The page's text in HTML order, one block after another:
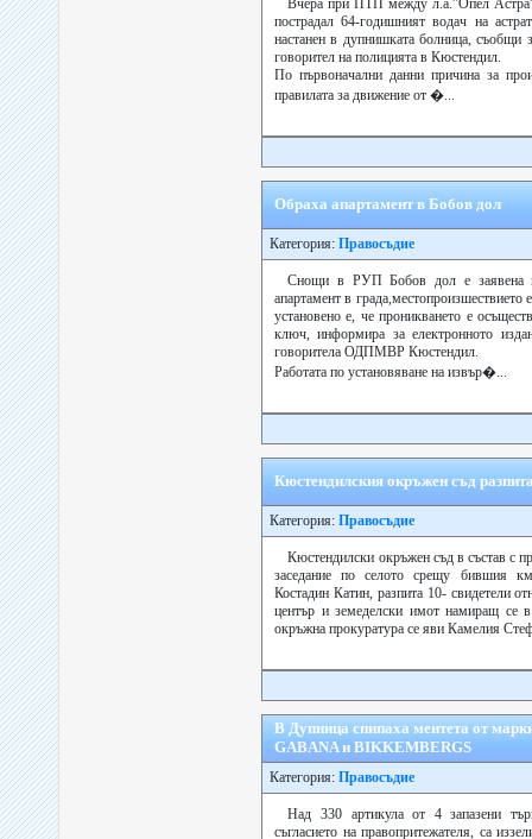
Вчера при ПТП между л.а.”Опел
пострадал 64-годишният водач на
настанен в дупнишката болница, съобщи
говорител на полицията в Кюстендил.
По първоначални данни причина за
правилата за движение от �...
Обраха апартамент в Бобов дол
Категория: Правосъдие
Снощи в РУП Бобов дол е заявена
апартамент в
установено е, че проникването е
ключ, информира за електронното
говоритела ОДПМВР Кюстендил.
Работата по установяване на извър�...
Кюстендилския окръжен съд
Категория: Правосъдие
Кюстендилски окръжен съд в състав с
заседание по селото срещу бившия
Костадин Катин, разпита 10- свидетели
център и земеделски имот намиращ се в
окръжна прокуратура се яви Камелия
В Дупница спипаха ментета от
GABANA и BIKKEMBERGS
Категория: Правосъдие
Над 330 артикула от 4 запазени
съгласието на правопритежателя, са